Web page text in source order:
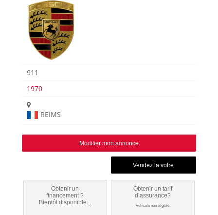
911
1970
REIMS
Modifier mon annonce
Obtenir un
financement ?
Bientôt disponible...
Obtenir un tarif
d’assurance?
Véhicule non éligible.